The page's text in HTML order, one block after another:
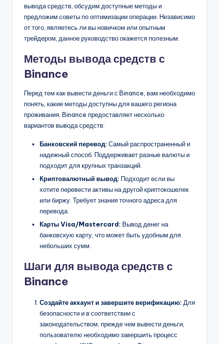
вывода средств, обсудим доступные методы и
предложим советы по оптимизации операции. Независимо
от того, являетесь ли вы новичком или опытным
трейдером, данное руководство окажется полезным.
Методы вывода средств с
Binance
Перед тем как вывести деньги с Binance, вам необходимо
понять, какие методы доступны для вашего региона
проживания. Binance предоставляет несколько
вариантов вывода средств:
Банковский перевод: Самый распространенный и
надежный способ. Поддерживает разные валюты и
подходит для крупных транзакций.
Криптовалютный вывод: Подходит если вы
хотите перевести активы на другой криптокошелек
или биржу. Требует знания точного адреса для
перевода.
Карты Visa/Mastercard: Вывод денег на
банковскую карту, что может быть удобным для
небольших сумм.
Шаги для вывода средств с
Binance
Создайте аккаунт и завершите верификацию: Для
безопасности и в соответствии с
законодательством, прежде чем вывести деньги,
пользователю необходимо завершить процесс